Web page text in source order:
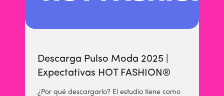
Descarga Pulso Moda 2025 |
Expectativas HOT FASHION®
¿Por qué descargarlo? El estudio tiene como